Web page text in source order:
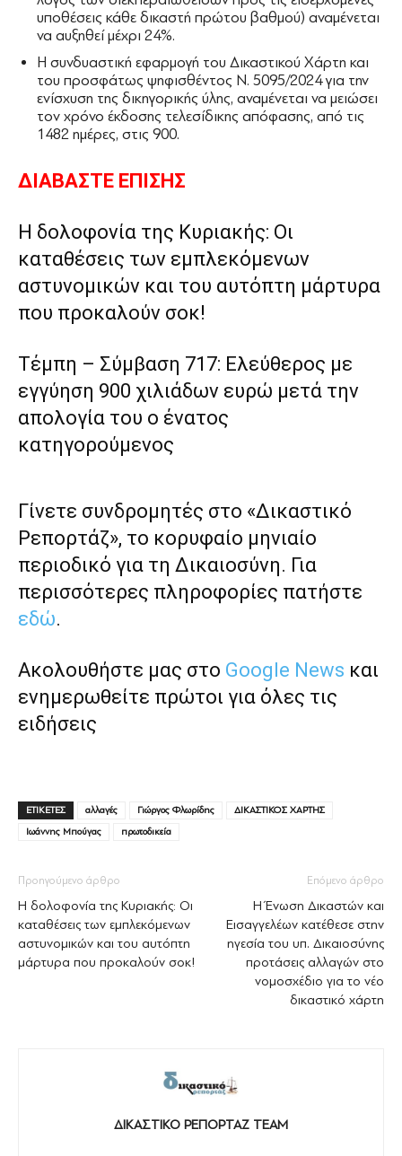
υποθέσεις κάθε δικαστή πρώτου βαθμού) αναμένεται
να αυξηθεί μέχρι 24%.
Η συνδυαστική εφαρμογή του Δικαστικού Χάρτη και
του προσφάτως ψηφισθέντος Ν. 5095/2024 για την
ενίσχυση της δικηγορικής ύλης, αναμένεται να μειώσει
τον χρόνο έκδοσης τελεσίδικης απόφασης, από τις
1482 ημέρες, στις 900.
ΔΙΑΒΑΣΤΕ ΕΠΙΣΗΣ
Η δολοφονία της Κυριακής: Οι
καταθέσεις των εμπλεκόμενων
αστυνομικών και του αυτόπτη μάρτυρα
που προκαλούν σοκ!
Τέμπη – Σύμβαση 717: Ελεύθερος με
εγγύηση 900 χιλιάδων ευρώ μετά την
απολογία του ο ένατος
κατηγορούμενος
Γίνετε συνδρομητές στο «Δικαστικό
Ρεπορτάζ», το κορυφαίο μηνιαίο
περιοδικό για τη Δικαιοσύνη. Για
περισσότερες πληροφορίες πατήστε
εδώ.
Ακολουθήστε μας στο Google News και
ενημερωθείτε πρώτοι για όλες τις
ειδήσεις
ΕΤΙΚΕΤΕΣ αλλαγές Γιώργος Φλωρίδης
ΔΙΚΑΣΤΙΚΟΣ ΧΑΡΤΗΣ
Ιωάννης Μπούγας
πρωτοδικεία
Προηγούμενο άρθρο
Η δολοφονία της Κυριακής: Οι
καταθέσεις των εμπλεκόμενων
αστυνομικών και του αυτόπτη
μάρτυρα που προκαλούν σοκ!
Επόμενο άρθρο
Η Ένωση Δικαστών και
Εισαγγελέων κατέθεσε στην
ηγεσία του υπ. Δικαιοσύνης
προτάσεις αλλαγών στο
νομοσχέδιο για το νέο
δικαστικό χάρτη
ΔΙΚΑΣΤΙΚΟ ΡΕΠΟΡΤΑΖ TEAM